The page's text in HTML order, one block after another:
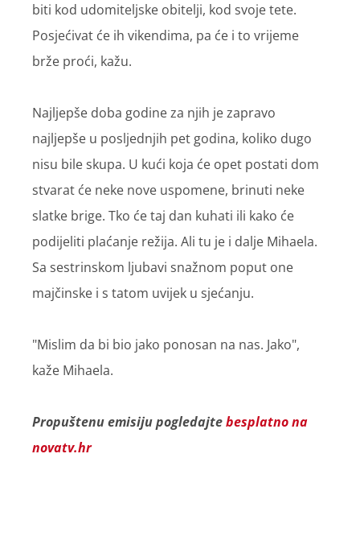
biti kod udomiteljske obitelji, kod svoje tete.
Posjećivat će ih vikendima, pa će i to vrijeme
brže proći, kažu.
Najljepše doba godine za njih je zapravo
najljepše u posljednjih pet godina, koliko dugo
nisu bile skupa. U kući koja će opet postati dom
stvarat će neke nove uspomene, brinuti neke
slatke brige. Tko će taj dan kuhati ili kako će
podijeliti plaćanje režija. Ali tu je i dalje Mihaela.
Sa sestrinskom ljubavi snažnom poput one
majčinske i s tatom uvijek u sjećanju.
"Mislim da bi bio jako ponosan na nas. Jako",
kaže Mihaela.
Propuštenu emisiju pogledajtebesplatno na
novatv.hr